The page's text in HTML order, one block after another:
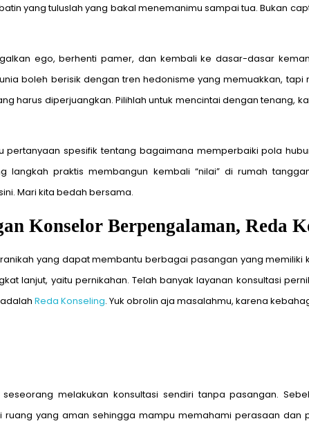
yang tuluslah yang bakal menemanimu sampai tua. Bukan
ego, berhenti pamer, dan kembali ke dasar-dasar
boleh berisik dengan tren hedonisme yang memuakkan,
harus diperjuangkan. Pilihlah untuk mencintai dengan tenang,
pertanyaan spesifik tentang bagaimana memperbaiki pola
langkah praktis membangun kembali “nilai” di rumah
Mari kita bedah bersama.
Konselor Berpengalaman, Reda
yang dapat membantu berbagai pasangan yang memiliki
lanjut, yaitu pernikahan. Telah banyak layanan konsultasi
adalahReda Konseling. Yuk obrolin aja masalahmu, karena
melakukan konsultasi sendiri tanpa pasangan.
yang aman sehingga mampu memahami perasaan dan